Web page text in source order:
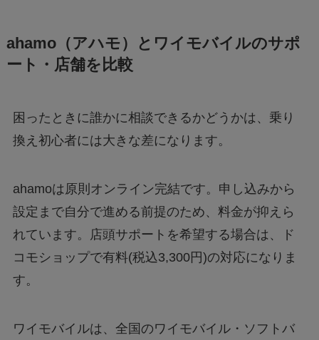
ahamo（アハモ）とワイモバイルのサポ
ート・店舗を比較
困ったときに誰かに相談できるかどうかは、乗り
換え初心者には大きな差になります。
ahamoは原則オンライン完結です。申し込みから
設定まで自分で進める前提のため、料金が抑えら
れています。店頭サポートを希望する場合は、ド
コモショップで有料(税込3,300円)の対応になりま
す。
ワイモバイルは、全国のワイモバイル・ソフトバ